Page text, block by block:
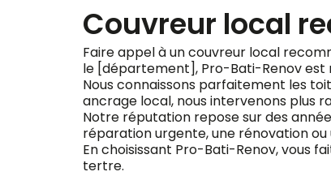
Couvreur local
Faire appel à un couvreur local
le [département], Pro-Bati-Renov est
Nous connaissons parfaitement les
ancrage local, nous intervenons plus
Notre réputation repose sur des
réparation urgente, une rénovation
En choisissant Pro-Bati-Renov, vous
tertre.